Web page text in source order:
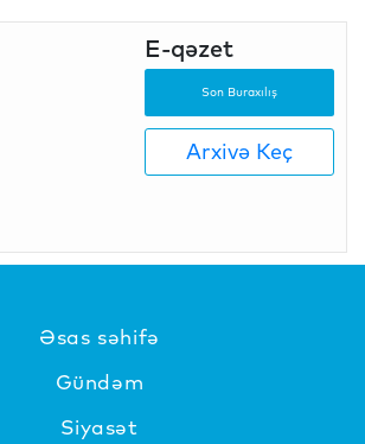
E-qəzet
Son Buraxılış
Arxivə Keç
Əsas səhifə
Gündəm
Siyasət